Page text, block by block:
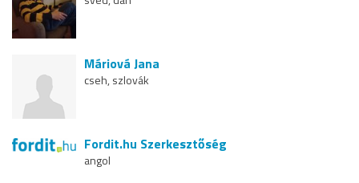
Máriová Jana
cseh, szlovák
Fordit.hu Szerkesztőség
angol